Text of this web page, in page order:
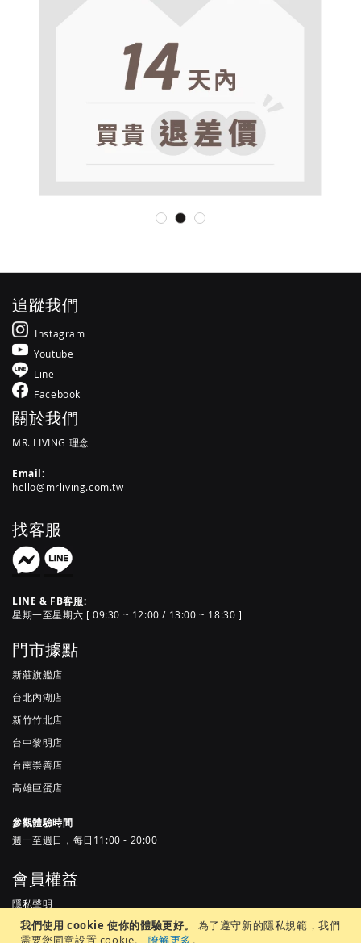
我們使用 cookie 使你的體驗更好。
為了遵守新的隱私規範，我們
需要您同意設置 cookie。
瞭解更多 。
追蹤我們
Instagram
Youtube
Line
Facebook
關於我們
MR. LIVING 理念
Email:
hello@mrliving.com.tw
找客服
LINE & FB客服:
星期一至星期六 [ 09:30 ~ 12:00 / 13:00 ~ 18:30 ]
門市據點
新莊旗艦店
台北內湖店
新竹竹北店
台中黎明店
台南崇善店
高雄巨蛋店
參觀體驗時間
週一至週日，每日11:00 - 20:00
會員權益
隱私聲明
服務條款